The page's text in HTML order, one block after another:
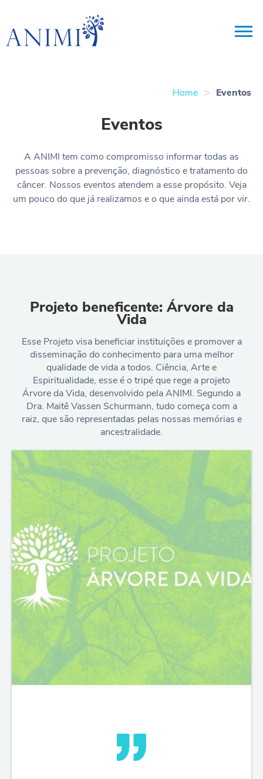
Home > Eventos
Eventos
A ANIMI tem como compromisso informar todas as
pessoas sobre a prevenção, diagnóstico e tratamento do
câncer. Nossos eventos atendem a esse propósito. Veja
um pouco do que já realizamos e o que ainda está por vir.
Projeto beneficente: Árvore da
Vida
Esse Projeto visa beneficiar instituições e promover a
disseminação do conhecimento para uma melhor
qualidade de vida a todos. Ciência, Arte e
Espiritualidade, esse é o tripé que rege a projeto
Árvore da Vida, desenvolvido pela ANIMI. Segundo a
Dra. Maitê Vassen Schurmann, tudo começa com a
raiz, que são representadas pelas nossas memórias e
ancestralidade.